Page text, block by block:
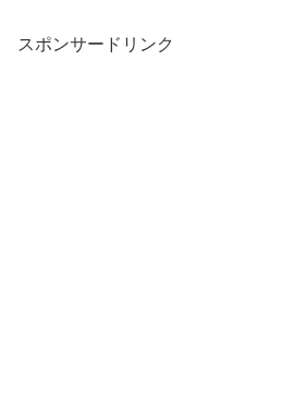
スポンサードリンク